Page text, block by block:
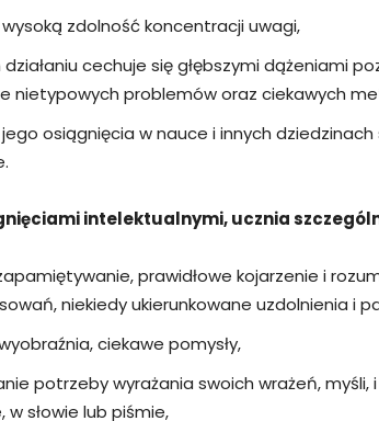
zdolność koncentracji uwagi,
cechuje się głębszymi dążeniami
nietypowych problemów oraz ciekawych
jego osiągnięcia w nauce i innych
intelektualnymi, ucznia
prawidłowe kojarzenie i
niekiedy ukierunkowane uzdolnienia i
ciekawe pomysły,
potrzeby wyrażania swoich wrażeń,
w słowie lub piśmie,